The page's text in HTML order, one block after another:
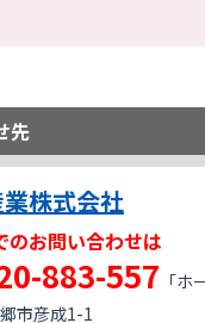
先
株式会社
のお問い合わせは
883-557 「
市彦成1-1